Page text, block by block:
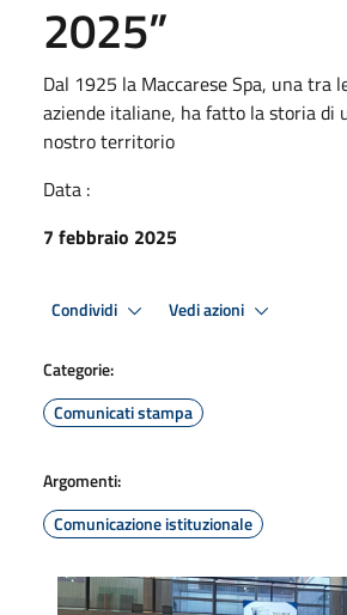
2025”
Dal 1925 la Maccarese Spa, una tra
aziende italiane, ha fatto la storia di
nostro territorio
Data :
7 febbraio 2025
Condividi Vedi azioni
Categorie:
Comunicati stampa
Argomenti:
Comunicazione istituzionale